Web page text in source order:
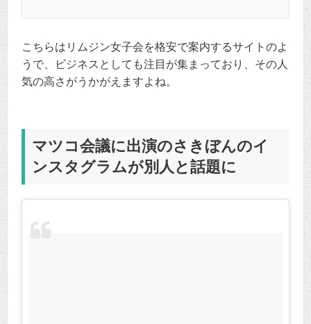
こちらはリムジン女子会を格安で案内するサイトのよ
うで、ビジネスとしても注目が集まっており、その人
気の高さがうかがえますよね。
マツコ会議に出演のさきぼんのイ
ンスタグラムが別人と話題に